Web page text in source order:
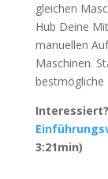
gleichen
Hub Deine
manuellen
Maschinen.
bestmögliche
3:21min)